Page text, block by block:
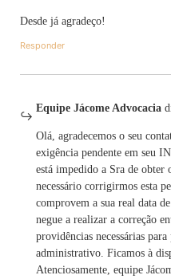
Desde já agradeço!
Responder
Equipe Jácome Advocacia
Olá, agradecemos o seu
exigência pendente em seu
está impedido a Sra de obter
necessário corrigirmos esta
comprovem a sua real data
negue a realizar a correção
providências necessárias
administrativo. Ficamos à
Atenciosamente, equipe